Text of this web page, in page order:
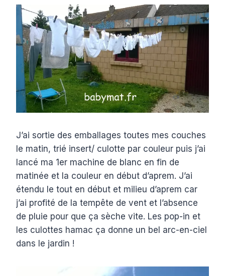
J’ai sortie des emballages toutes mes couches
le matin, trié insert/ culotte par couleur puis j’ai
lancé ma 1er machine de blanc en fin de
matinée et la couleur en début d’aprem. J’ai
étendu le tout en début et milieu d’aprem car
j’ai profité de la tempête de vent et l’absence
de pluie pour que ça sèche vite. Les pop-in et
les culottes hamac ça donne un bel arc-en-ciel
dans le jardin !